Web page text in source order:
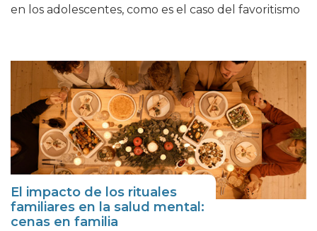
en los adolescentes, como es el caso del favoritismo
El impacto de los rituales
familiares en la salud mental:
cenas en familia